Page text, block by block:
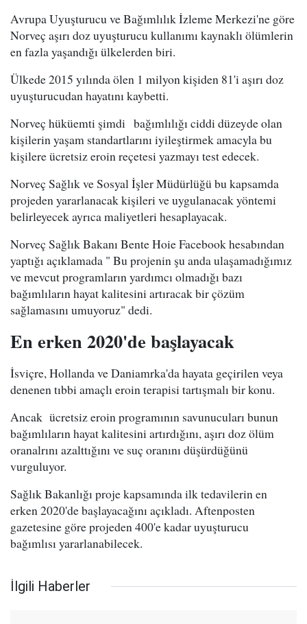
Avrupa Uyuşturucu ve Bağımlılık İzleme Merkezi'ne göre
Norveç aşırı doz uyuşturucu kullanımı kaynaklı ölümlerin
en fazla yaşandığı ülkelerden biri.
Ülkede 2015 yılında ölen 1 milyon kişiden 81'i aşırı doz
uyuşturucudan hayatını kaybetti.
Norveç hüküemti şimdi bağımlılığı ciddi düzeyde olan
kişilerin yaşam standartlarını iyileştirmek amacyla bu
kişilere ücretsiz eroin reçetesi yazmayı test edecek.
Norveç Sağlık ve Sosyal İşler Müdürlüğü bu kapsamda
projeden yararlanacak kişileri ve uygulanacak yöntemi
belirleyecek ayrıca maliyetleri hesaplayacak.
Norveç Sağlık Bakanı Bente Hoie Facebook hesabından
yaptığı açıklamada " Bu projenin şu anda ulaşamadığımız
ve mevcut programların yardımcı olmadığı bazı
bağımlıların hayat kalitesini artıracak bir çözüm
sağlamasını umuyoruz" dedi.
En erken 2020'de başlayacak
İsviçre, Hollanda ve Daniamrka'da hayata geçirilen veya
denenen tıbbi amaçlı eroin terapisi tartışmalı bir konu.
Ancak ücretsiz eroin programının savunucuları bunun
bağımlıların hayat kalitesini artırdığını, aşırı doz ölüm
oranalrını azalttığını ve suç oranını düşürdüğünü
vurguluyor.
Sağlık Bakanlığı proje kapsamında ilk tedavilerin en
erken 2020'de başlayacağını açıkladı. Aftenposten
gazetesine göre projeden 400'e kadar uyuşturucu
bağımlısı yararlanabilecek.
İlgili Haberler